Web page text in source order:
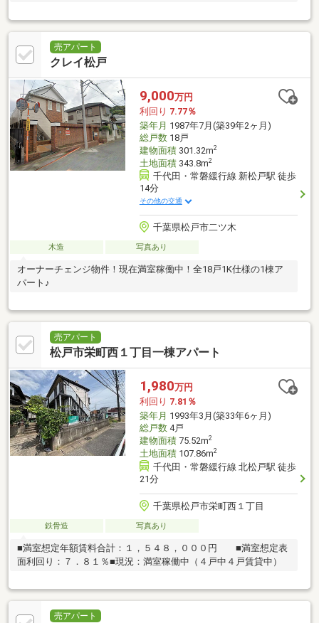
売アパート
クレイ松戸
9,000万円
利回り 7.77％
築年月 1987年7月(築39年2ヶ月)
総戸数18戸
建物面積301.32m2
土地面積343.8m2
千代田・常磐緩行線 新松戸駅 徒歩
14分
その他の交通
千葉県松戸市二ツ木
木造 写真あり
オーナーチェンジ物件！現在満室稼働中！全18戸1K仕様の1棟ア
パート♪
売アパート
松戸市栄町西１丁目一棟アパート
1,980万円
利回り 7.81％
築年月 1993年3月(築33年6ヶ月)
総戸数4戸
建物面積75.52m2
土地面積107.86m2
千代田・常磐緩行線 北松戸駅 徒歩
21分
千葉県松戸市栄町西１丁目
鉄骨造 写真あり
■満室想定年額賃料合計：１，５４８，０００円 ■満室想定表
面利回り：７．８１％■現況：満室稼働中（４戸中４戸賃貸中）
売アパート